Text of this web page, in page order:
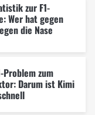
zur F1-
Wer hat gegen
die Nase
Problem zum
Darum ist Kimi